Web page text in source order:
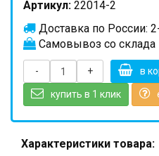
Артикул: 22014-2
Доставка по России:
Самовывоз со склада
- + в
купить в 1 клик
Характеристики товара: